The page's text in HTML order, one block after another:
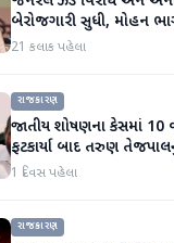
બેરોજગારી સુધી, મોહન
પર વાત કરી
21 કલાક પહેલા
રાજકારણ
જાતીય શોષણના કેસમાં 10
ફટકાર્યા બાદ તરુણ
1 દિવસ પહેલા
રાજકારણ